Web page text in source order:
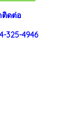
ติดต่อ
325-4946